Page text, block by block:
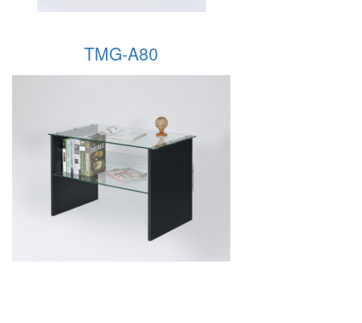
TMG-A80